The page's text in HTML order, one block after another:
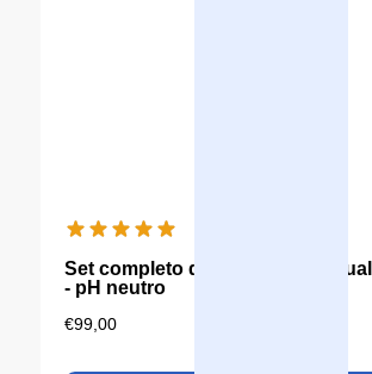
Set completo di filtri e pietre
- pH neutro
€99,00